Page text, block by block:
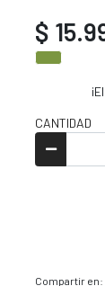
$
CANTIDAD
Compartir en: